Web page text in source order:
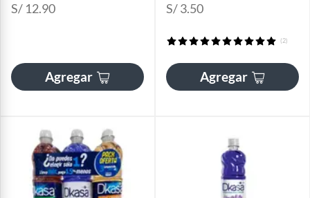
S/ 12.90
Agregar
S/ 3.50
(2)
Agregar